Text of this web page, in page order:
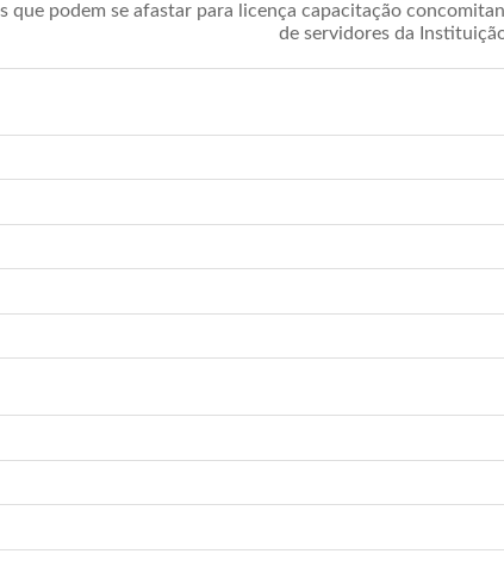
podem se afastar para licença capacitação
de servidores da